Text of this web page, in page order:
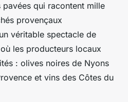
qui racontent mille
provençaux
véritable spectacle de
les producteurs locaux
: olives noires de Nyons
et vins des Côtes du